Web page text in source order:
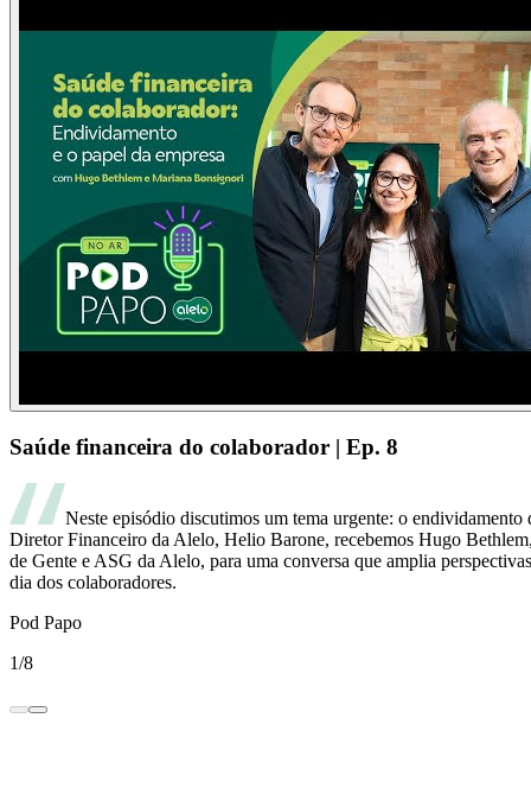
Saúde financeira do colaborador | Ep. 8
Neste episódio discutimos um tema urgente: o
Diretor Financeiro da Alelo, Helio Barone, recebemos Hugo
de Gente e ASG da Alelo, para uma conversa que amplia
dia dos colaboradores.
Pod Papo
1/8